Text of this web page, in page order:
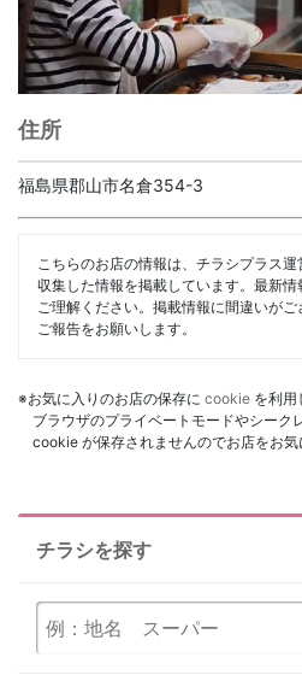
住所
福島県郡山市名倉354-3
こちらのお店の情報は、チラシプラス
収集した情報を掲載しています。最新
ご理解ください。掲載情報に間違いが
ご報告をお願いします。
※お気に入りのお店の保存に cookie を利用
ブラウザのプライベートモードやシーク
cookie が保存されませんのでお店をお気
チラシを探す